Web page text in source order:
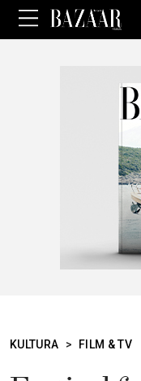
KULTURA > FILM & TV